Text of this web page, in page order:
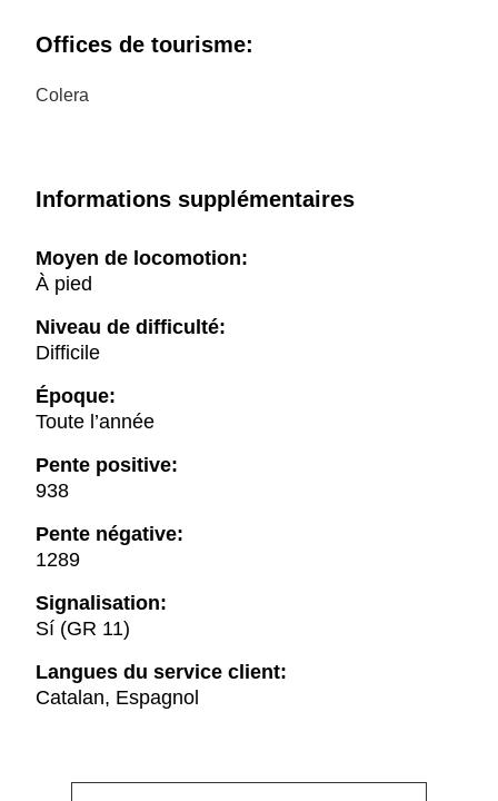
Offices de tourisme:
Colera
Informations supplémentaires
Moyen de locomotion:
À pied
Niveau de difficulté:
Difficile
Époque:
Toute l’année
Pente positive:
938
Pente négative:
1289
Signalisation:
Sí (GR 11)
Langues du service client:
Catalan, Espagnol